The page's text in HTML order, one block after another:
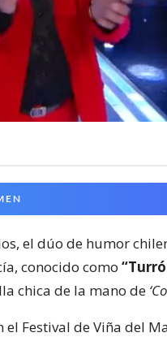
el dúo de humor
conocido como
chica de la mano de
Festival de Viña del